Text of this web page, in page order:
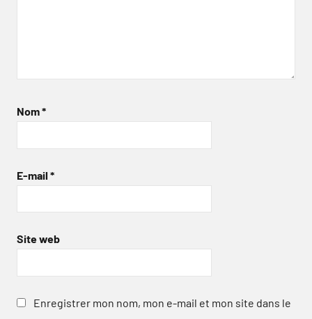
Nom*
E-mail *
Site web
Enregistrer mon nom, mon e-mail et mon site dans le